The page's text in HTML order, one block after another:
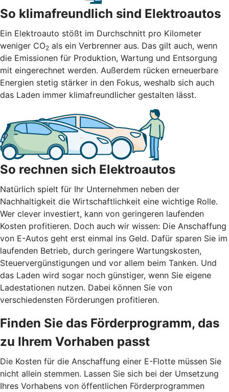
So klimafreundlich sind Elektroautos
Ein Elektroauto stößt im Durchschnitt pro Kilometer
weniger CO2 als ein Verbrenner aus. Das gilt auch, wenn
die Emissionen für Produktion, Wartung und Entsorgung
mit eingerechnet werden. Außerdem rücken erneuerbare
Energien stetig stärker in den Fokus, weshalb sich auch
das Laden immer klimafreundlicher gestalten lässt.
So rechnen sich Elektroautos
Natürlich spielt für Ihr Unternehmen neben der
Nachhaltigkeit die Wirtschaftlichkeit eine wichtige Rolle.
Wer clever investiert, kann von geringeren laufenden
Kosten profitieren. Doch auch wir wissen: Die Anschaffung
von E-Autos geht erst einmal ins Geld. Dafür sparen Sie im
laufenden Betrieb, durch geringere Wartungskosten,
Steuervergünstigungen und vor allem beim Tanken. Und
das Laden wird sogar noch günstiger, wenn Sie eigene
Ladestationen nutzen. Dabei können Sie von
verschiedensten Förderungen profitieren.
Finden Sie das Förderprogramm, das
zu Ihrem Vorhaben passt
Die Kosten für die Anschaffung einer E-Flotte müssen Sie
nicht allein stemmen. Lassen Sie sich bei der Umsetzung
Ihres Vorhabens von öffentlichen Förderprogrammen